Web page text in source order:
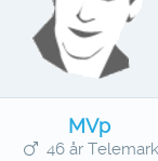
MVp
46 år Telemark